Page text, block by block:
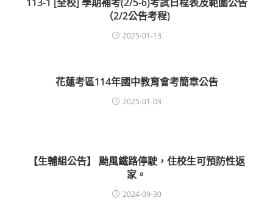
（2/2公告考程)
2025-01-13
花蓮考區114年國中教育會考簡章公告
2025-01-03
【生輔組公告】 颱風鐵路停駛，住校生可預防性返
家。
2024-09-30